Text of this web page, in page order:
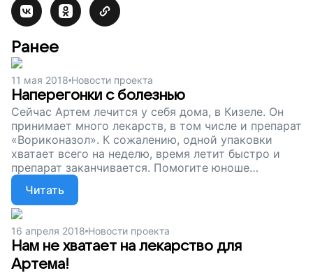
Ранее
11 мая 2018 Новости проекта
Наперегонки с болезнью
Сейчас Артем лечится у себя дома, в Кизеле. Он
принимает много лекарств, в том числе и препарат
«Вориконазол». К сожалению, одной упаковки
хватает всего на неделю, время летит быстро и
препарат заканчивается. Помогите юноше
обогнать болезнь и вернуть себе свою жизнь,
поддержите наш проект!
Читать
16 апреля 2018 Новости проекта
Нам не хватает на лекарство для
Артема!